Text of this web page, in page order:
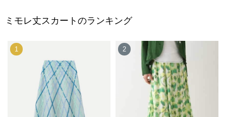
ミモレ丈スカートのランキング
1 2